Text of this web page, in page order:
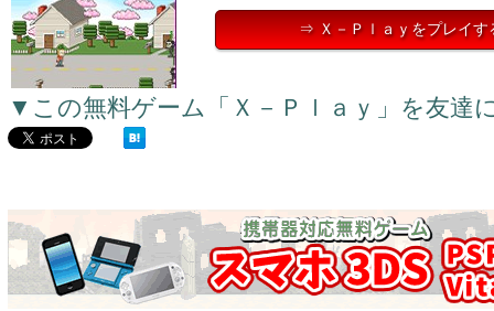
⇒ Ｘ－Ｐｌａｙをプレイす
▼この無料ゲーム「Ｘ－Ｐｌａｙ」を友達